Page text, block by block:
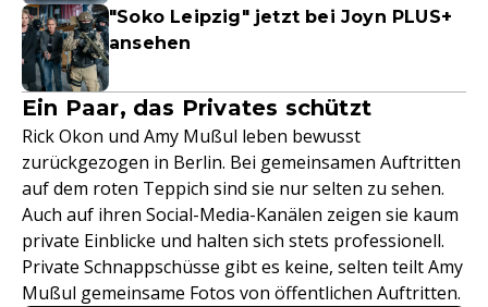
"Soko Leipzig" jetzt bei Joyn PLUS+
ansehen
Ein Paar, das Privates schützt
Rick Okon und Amy Mußul leben bewusst
zurückgezogen in Berlin. Bei gemeinsamen Auftritten
auf dem roten Teppich sind sie nur selten zu sehen.
Auch auf ihren Social-Media-Kanälen zeigen sie kaum
private Einblicke und halten sich stets professionell.
Private Schnappschüsse gibt es keine, selten teilt Amy
Mußul gemeinsame Fotos von öffentlichen Auftritten.